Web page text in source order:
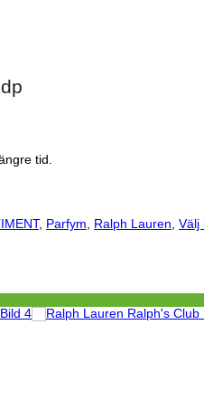
tid.
, Parfym Ralph Lauren Välj